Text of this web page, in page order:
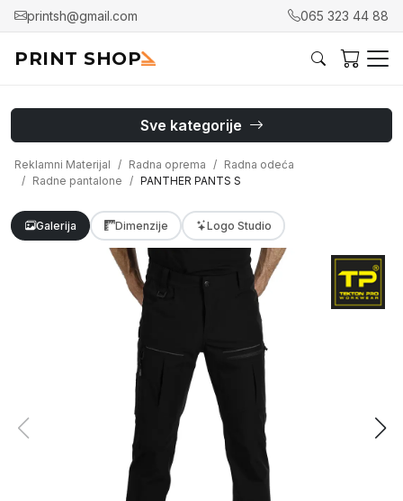
printsh@gmail.com 065 323 44 88
PRINT SHOP
Sve kategorije
Reklamni Materijal Radna oprema
Radna odeća
Radne pantalone
PANTHER PANTS S
Galerija Dimenzije Logo Studio